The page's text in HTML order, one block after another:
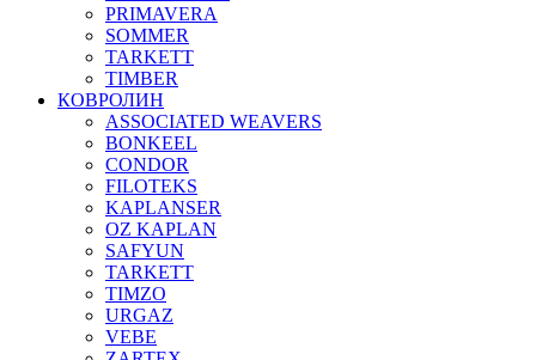
PRIMAVERA
SOMMER
TARKETT
TIMBER
КОВРОЛИН
ASSOCIATED WEAVERS
BONKEEL
CONDOR
FILOTEKS
KAPLANSER
OZ KAPLAN
SAFYUN
TARKETT
TIMZO
URGAZ
VEBE